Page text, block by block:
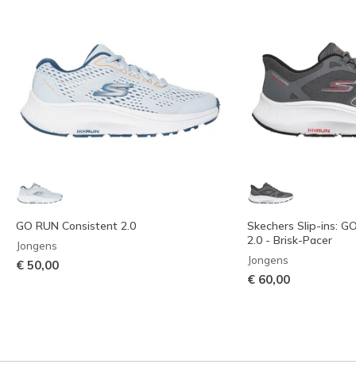
GO RUN Consistent 2.0
Jongens
€ 50,00
Skechers Slip-ins:
2.0 - Brisk-Pacer
Jongens
€ 60,00